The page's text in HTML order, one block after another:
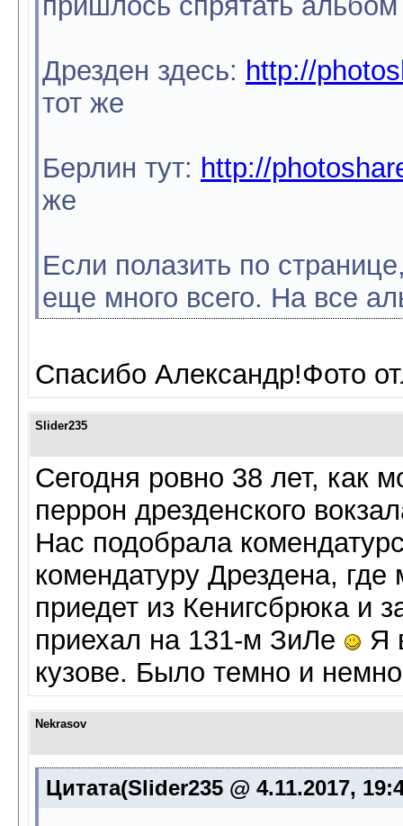
Дрезден здесь: http://
тот же
Берлин тут: http://
же
Если полазить по
еще много всего. На все
Спасибо Александр!Фото
Slider235
Сегодня ровно 38 лет, как
перрон дрезденского
Нас подобрала
комендатуру Дрездена,
приедет из Кенигсбрюка и
приехал на 131-м ЗиЛе
Я
кузове. Было темно и
Nekrasov
Цитата(Slider235 @ 4.11.2017,